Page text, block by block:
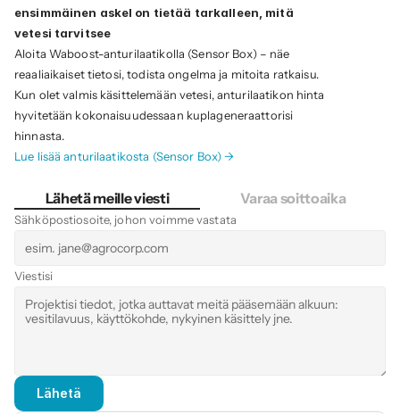
ensimmäinen askel on tietää tarkalleen, mitä
vetesi tarvitsee
Aloita Waboost-anturilaatikolla (Sensor Box) – näe
reaaliaikaiset tietosi, todista ongelma ja mitoita ratkaisu.
Kun olet valmis käsittelemään vetesi, anturilaatikon hinta
hyvitetään kokonaisuudessaan kuplageneraattorisi
hinnasta.
Lue lisää anturilaatikosta (Sensor Box) →
Lähetä meille viesti Varaa soittoaika
Sähköpostiosoite, johon voimme vastata
Viestisi
Lähetä